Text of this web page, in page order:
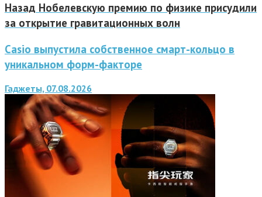
Назад Нобелевскую премию по физике присудили
за открытие гравитационных волн
Casio выпустила собственное смарт-кольцо в
уникальном форм-факторе
Гаджеты, 07.08.2026